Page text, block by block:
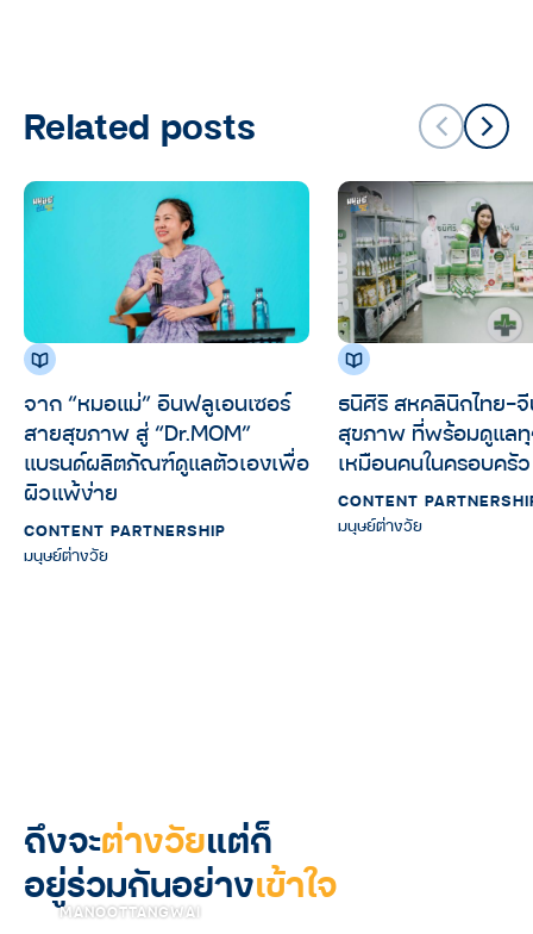
Related posts
จาก “หมอแม่” อินฟลูเอนเซอร์
สายสุขภาพ สู่ “Dr.MOM”
แบรนด์ผลิตภัณฑ์ดูแลตัวเองเพื่อ
ผิวแพ้ง่าย
CONTENT PARTNERSHIP
มนุษย์ต่างวัย
ธนิศิริ สหคลินิกไทย-
สุขภาพ ที่พร้อมดูแล
เหมือนคนในครอบครัว
CONTENT
มนุษย์ต่างวัย
ถึงจะต่างวัยแต่ก็
อยู่ร่วมกันอย่างเข้าใจ
MANOOTTANGWAI